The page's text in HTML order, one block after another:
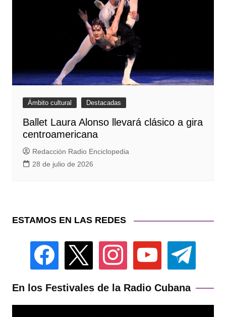
Ámbito cultural Destacadas
Ballet Laura Alonso llevará clásico a gira
centroamericana
Redacción Radio Enciclopedia
28 de julio de 2026
ESTAMOS EN LAS REDES
facebook instagram youtube telegram
En los Festivales de la Radio Cubana